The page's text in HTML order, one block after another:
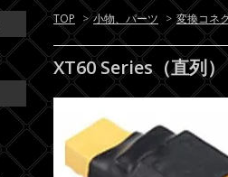
TOP > 小物、パーツ > 変換コネ
XT60 Series（直列）